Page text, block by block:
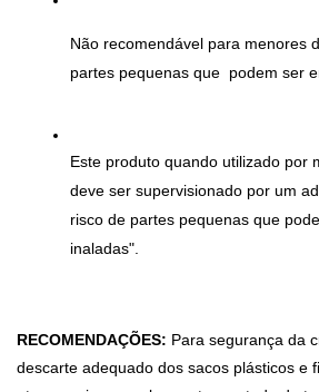
Não recomendável para menores
partes pequenas que  podem ser
Este produto quando utilizado por
deve ser supervisionado por um
risco de partes pequenas que
inaladas".
RECOMENDAÇÕES: Para segurança da
descarte adequado dos sacos plásticos e